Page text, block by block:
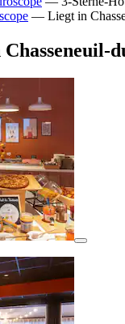
— Liegt in